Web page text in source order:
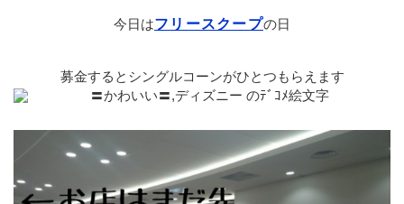
今日はフリースクープの日
募金するとシングルコーンがひとつもらえます